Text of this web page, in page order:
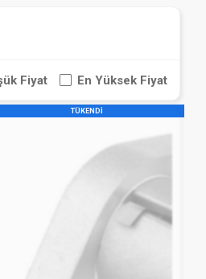
Fiyat En Yüksek Fiyat
TÜKENDİ